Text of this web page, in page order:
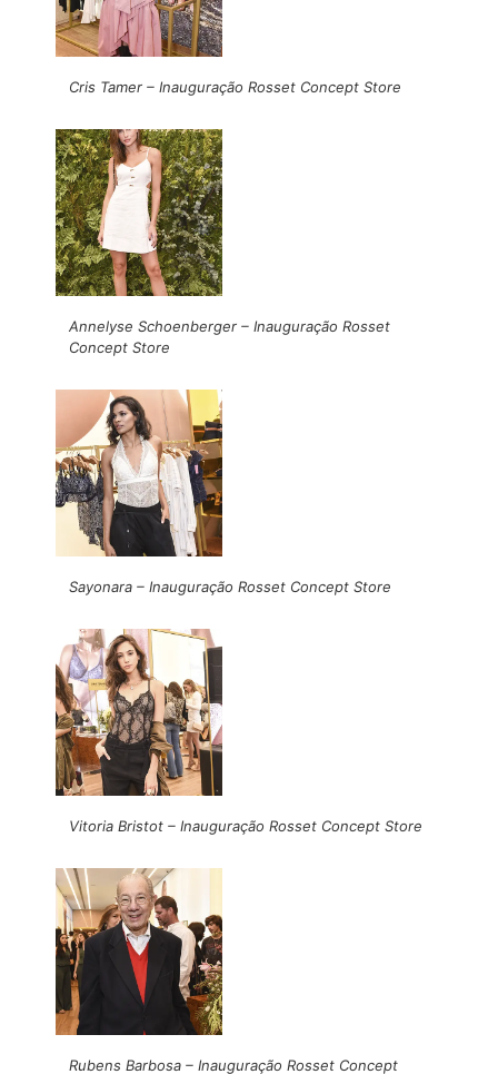
Cris Tamer – Inauguração Rosset Concept Store
Annelyse Schoenberger – Inauguração Rosset
Concept Store
Sayonara – Inauguração Rosset Concept Store
Vitoria Bristot – Inauguração Rosset Concept Store
Rubens Barbosa – Inauguração Rosset Concept